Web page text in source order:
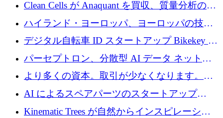
Clean Cells が Anaquant を買収、質量分析の専
門知識によるバイオ医薬品の品質管理を拡大
ハイランド・ヨーロッパ、ヨーロッパの技術
規模拡大を支援するために11億ユーロのファ
ンドVIを閉鎖
デジタル自転車 ID スタートアップ Bikekey が
TÖNNJES への投資を確保
パーセプトロン、分散型 AI データ ネットワ
ークの構築に 650 万ドルを調達
より多くの資本。取引が少なくなります。
2026 年上半期がヨーロッパのテクノロジーに
ついて語ること
AI によるスペアパーツのスタートアップ
Intropy が 1,100 万ドルを調達
Kinematic Trees が自然からインスピレーショ